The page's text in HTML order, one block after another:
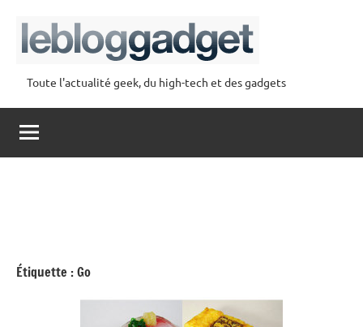
contenu
lebloggadget
Toute l'actualité geek, du high-tech et des gadgets
Étiquette :Go